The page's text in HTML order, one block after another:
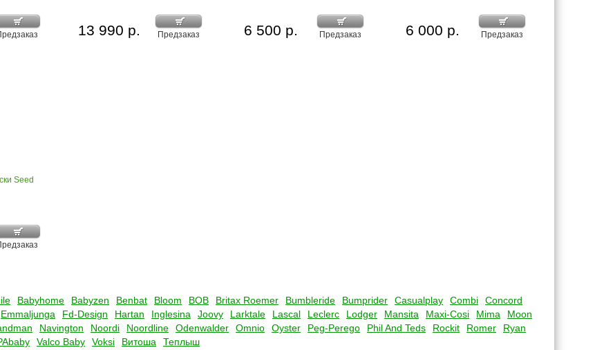
Предзаказ
13 990 р. Предзаказ
6 500 р. Предзаказ
6 000 р.
Seed
Babyhome Babyzen Benbat Bloom BOB Britax Roemer Bumbleride Bumprider Casualplay Combi
Concord
Emmaljunga Fd-Design Hartan Inglesina Joovy Larktale Lascal Leclerc Lodger Mansita Maxi-Cosi Mima
Moon
Navington Noordi Noordline Odenwalder Omnio Oyster Peg-Perego Phil And Teds Rockit Romer
Ryan
Valco Baby Voksi Витоша Теплыш